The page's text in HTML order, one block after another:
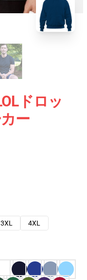
ドロッ
ー
3XL
4XL